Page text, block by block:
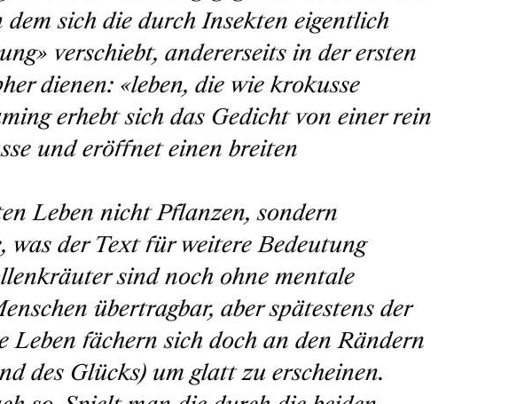
sich die durch Insekten eigentlich
verschiebt, andererseits in der ersten
dienen: «leben, die wie krokusse
erhebt sich das Gedicht von einer rein
und eröffnet einen breiten
Leben nicht Pflanzen, sondern
was der Text für weitere Bedeutung
sind noch ohne mentale
übertragbar, aber spätestens der
Leben fächern sich doch an den Rändern
des Glücks) um glatt zu erscheinen.